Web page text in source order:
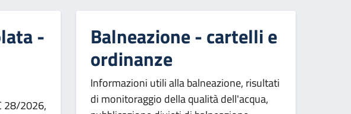
-
28/2026,
Balneazione - cartelli e
ordinanze
Informazioni utili alla balneazione, risultati
di monitoraggio della qualità dell'acqua,